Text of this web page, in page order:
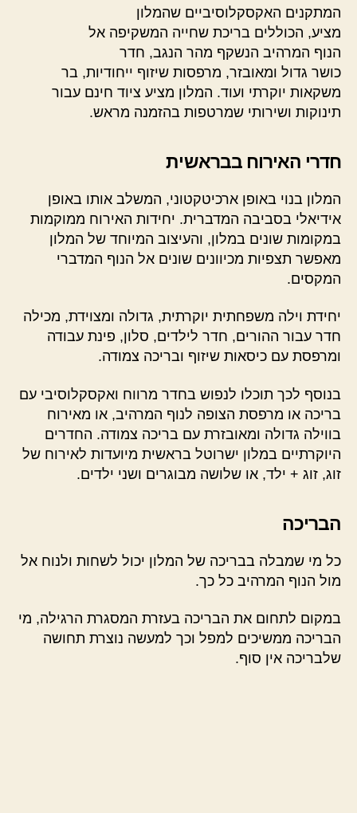
המתקנים האקסקלוסיביים שהמלון
מציע, הכוללים בריכת שחייה המשקיפה אל
הנוף המרהיב הנשקף מהר הנגב, חדר
כושר גדול ומאובזר, מרפסות שיזוף ייחודיות, בר
משקאות יוקרתי ועוד. המלון מציע ציוד חינם עבור
תינוקות ושירותי שמרטפות בהזמנה מראש.
חדרי האירוח בבראשית
המלון בנוי באופן ארכיטקטוני, המשלב אותו באופן
אידיאלי בסביבה המדברית. יחידות האירוח ממוקמות
במקומות שונים במלון, והעיצוב המיוחד של המלון
מאפשר תצפיות מכיוונים שונים אל הנוף המדברי
המקסים.
יחידת וילה משפחתית יוקרתית, גדולה ומצוידת, מכילה
חדר עבור ההורים, חדר לילדים, סלון, פינת עבודה
ומרפסת עם כיסאות שיזוף ובריכה צמודה.
בנוסף לכך תוכלו לנפוש בחדר מרווח ואקסקלוסיבי עם
בריכה או מרפסת הצופה לנוף המרהיב, או מאירוח
בווילה גדולה ומאובזרת עם בריכה צמודה. החדרים
היוקרתיים במלון ישרוטל בראשית מיועדות לאירוח של
זוג, זוג + ילד, או שלושה מבוגרים ושני ילדים.
הבריכה
כל מי שמבלה בבריכה של המלון יכול לשחות ולנוח אל
מול הנוף המרהיב כל כך.
במקום לתחום את הבריכה בעזרת המסגרת הרגילה, מי
הבריכה ממשיכים למפל וכך למעשה נוצרת תחושה
שלבריכה אין סוף.